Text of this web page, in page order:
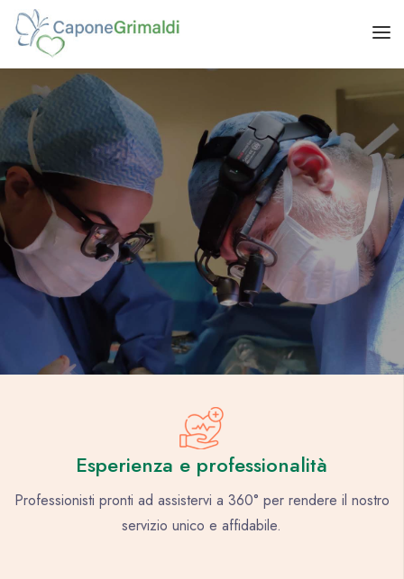
CHI SIAMO
PRESTAZIONI
BLOG
CONTATTI
Esperienza e professionalità
Professionisti pronti ad assistervi a 360° per rendere il nostro
servizio unico e affidabile.